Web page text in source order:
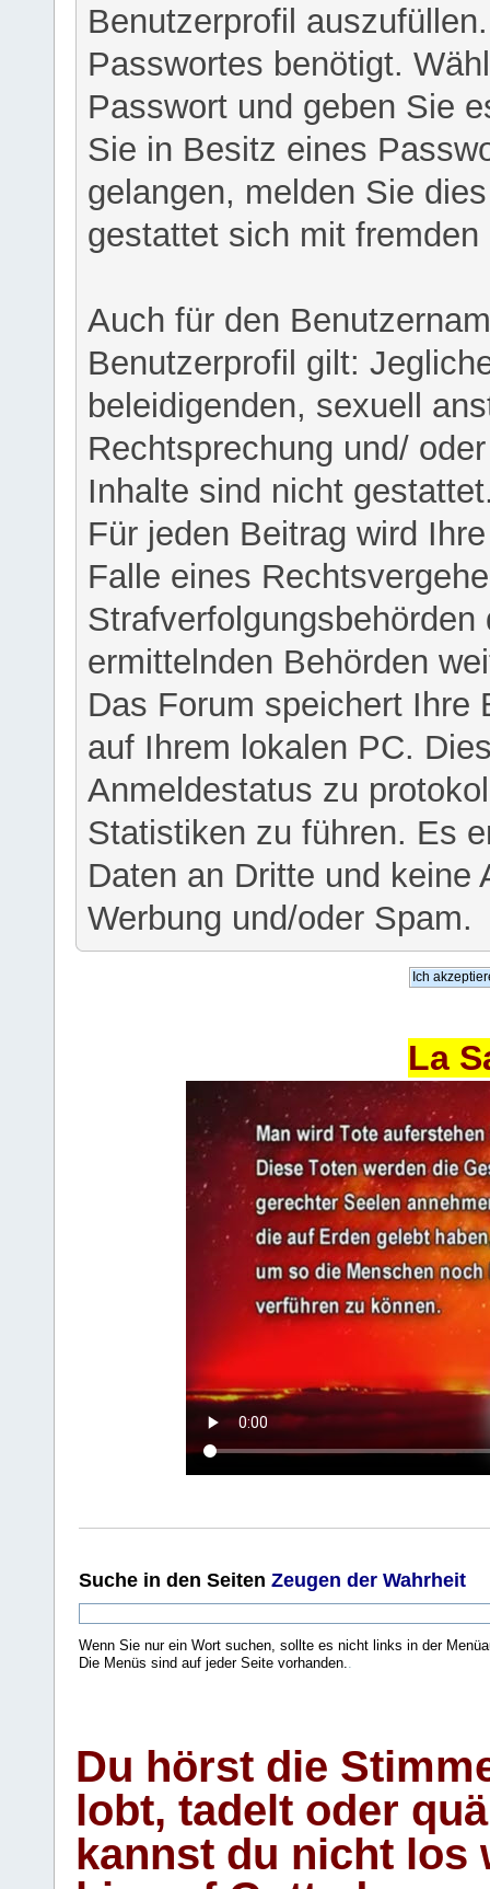
Benutzerprofil
Passwortes benötigt.
Passwort und geben Sie
Sie in Besitz eines
gelangen, melden Sie
gestattet sich mit
Auch für den
Benutzerprofil gilt:
beleidigenden, sexuell
Rechtsprechung und/
Inhalte sind nicht
Für jeden Beitrag wird
Falle eines
ermittelnden Behörden
Das Forum speichert Ihre
auf Ihrem lokalen PC.
Anmeldestatus zu
Statistiken zu führen. Es
Daten an Dritte und keine
Werbung und/oder Spam.
La
Suche in den Seiten Zeugen der Wahrheit
Wenn Sie nur ein Wort suchen, sollte es nicht links in der
Die Menüs sind auf jeder Seite vorhanden..
Du hörst die
lobt, tadelt oder
kannst du nicht los